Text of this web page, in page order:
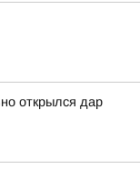
открылся дар